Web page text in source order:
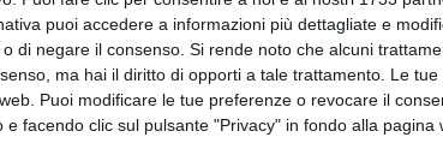
puoi accedere a informazioni più dettagliate e
di negare il consenso. Si rende noto che alcuni
ma hai il diritto di opporti a tale trattamento. Le
Puoi modificare le tue preferenze o revocare il
facendo clic sul pulsante "Privacy" in fondo alla pagina
ossia Gestore dei servizi energetici
l'apposita piattaforma informatica messa a
cronologico di presentazione mediante il